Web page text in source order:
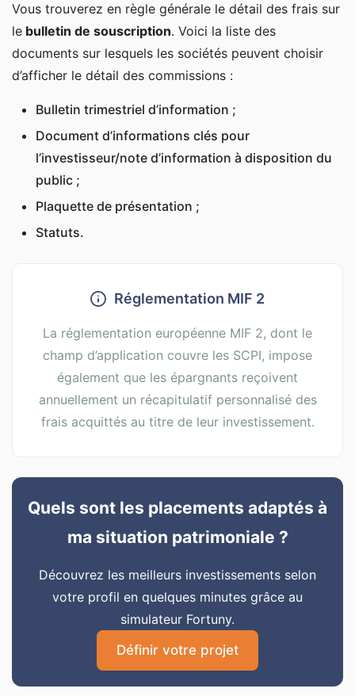
Vous trouverez en règle générale le détail des frais sur
le bulletin de souscription. Voici la liste des
documents sur lesquels les sociétés peuvent choisir
d’afficher le détail des commissions :
Bulletin trimestriel d’information ;
Document d’informations clés pour
l’investisseur/note d’information à disposition du
public ;
Plaquette de présentation ;
Statuts.
Réglementation MIF 2
La réglementation européenne MIF 2, dont le
champ d’application couvre les SCPI, impose
également que les épargnants reçoivent
annuellement un récapitulatif personnalisé des
frais acquittés au titre de leur investissement.
Quels sont les placements adaptés à
ma situation patrimoniale ?
Découvrez les meilleurs investissements selon
votre profil en quelques minutes grâce au
simulateur Fortuny.
Définir votre projet